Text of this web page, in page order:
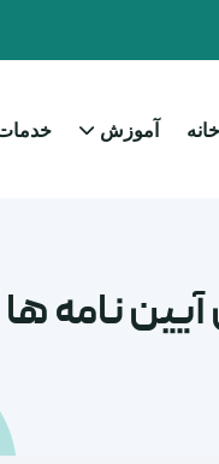
خانه آموزش
نامه ها